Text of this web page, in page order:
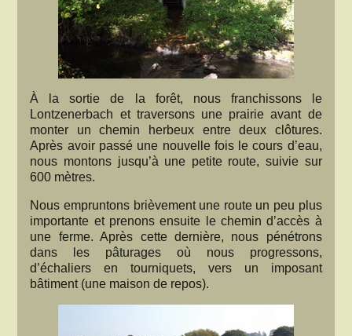
À la sortie de la forêt, nous franchissons le
Lontzenerbach et traversons une prairie avant de
monter un chemin herbeux entre deux clôtures.
Après avoir passé une nouvelle fois le cours d’eau,
nous montons jusqu’à une petite route, suivie sur
600 mètres.
Nous empruntons brièvement une route un peu plus
importante et prenons ensuite le chemin d’accès à
une ferme. Après cette dernière, nous pénétrons
dans les pâturages où nous progressons,
d’échaliers en tourniquets, vers un imposant
bâtiment (une maison de repos).